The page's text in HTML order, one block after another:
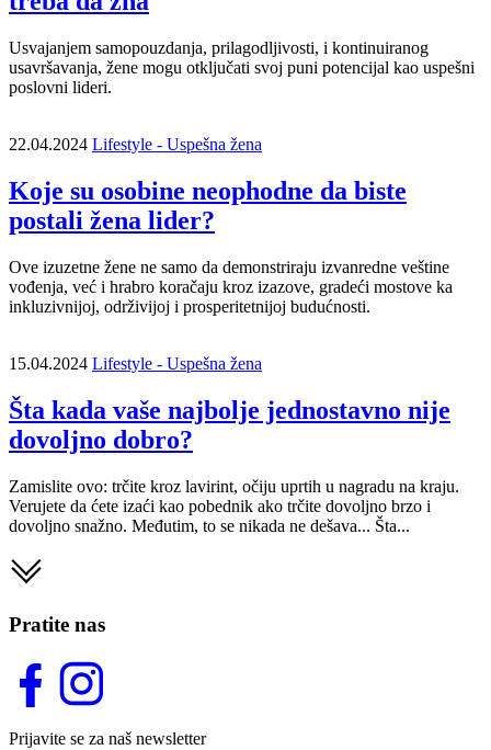
Usvajanjem samopouzdanja, prilagodljivosti, i kontinuiranog
usavršavanja, žene mogu otključati svoj puni potencijal kao uspešni
poslovni lideri.
22.04.2024 Lifestyle - Uspešna žena
Koje su osobine neophodne da biste
postali žena lider?
Ove izuzetne žene ne samo da demonstriraju izvanredne veštine
vođenja, već i hrabro koračaju kroz izazove, gradeći mostove ka
inkluzivnijoj, održivijoj i prosperitetnijoj budućnosti.
15.04.2024 Lifestyle - Uspešna žena
Šta kada vaše najbolje jednostavno nije
dovoljno dobro?
Zamislite ovo: trčite kroz lavirint, očiju uprtih u nagradu na kraju.
Verujete da ćete izaći kao pobednik ako trčite dovoljno brzo i
dovoljno snažno. Međutim, to se nikada ne dešava... Šta...
Pratite nas
Prijavite se za naš newsletter